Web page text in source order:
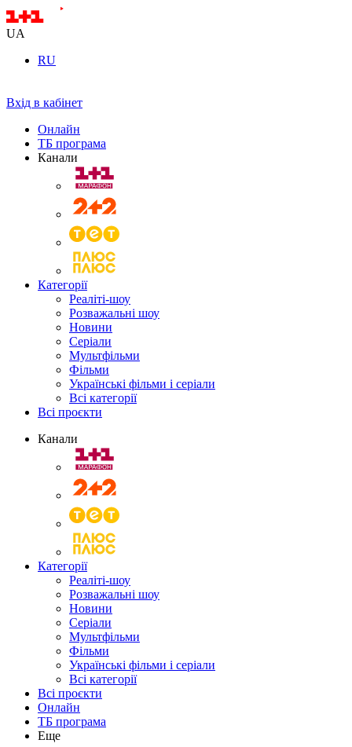
UA
RU
Вхід в кабінет
Онлайн
ТБ програма
Канали
Категорії
Реаліті-шоу
Розважальні шоу
Новини
Серіали
Мультфільми
Фільми
Українські фільми і серіали
Всі категорії
Всі проєкти
Канали
Категорії
Реаліті-шоу
Розважальні шоу
Новини
Серіали
Мультфільми
Фільми
Українські фільми і серіали
Всі категорії
Всі проєкти
Онлайн
ТБ програма
Еще